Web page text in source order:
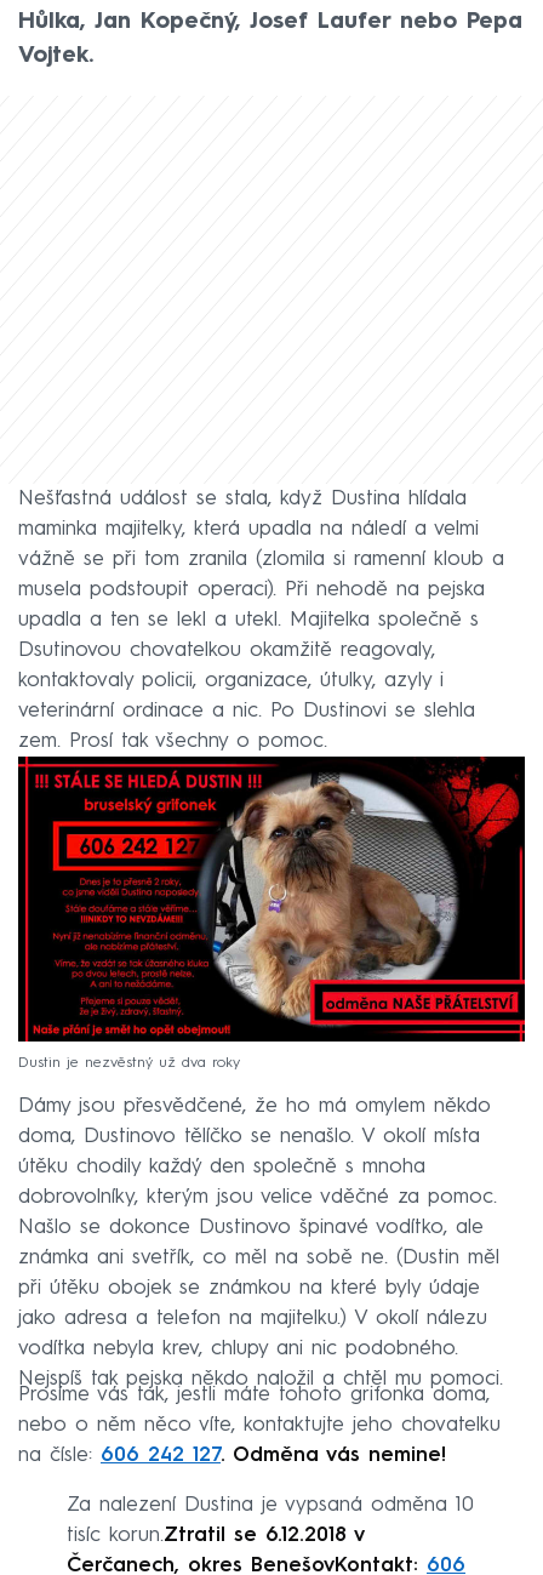
Hůlka, Jan Kopečný, Josef Laufer nebo Pepa
Vojtek.
Nešťastná událost se stala, když Dustina hlídala
maminka majitelky, která upadla na náledí a velmi
vážně se při tom zranila (zlomila si ramenní kloub a
musela podstoupit operaci). Při nehodě na pejska
upadla a ten se lekl a utekl. Majitelka společně s
Dsutinovou chovatelkou okamžitě reagovaly,
kontaktovaly policii, organizace, útulky, azyly i
veterinární ordinace a nic. Po Dustinovi se slehla
zem. Prosí tak všechny o pomoc.
Dustin je nezvěstný už dva roky
Dámy jsou přesvědčené, že ho má omylem někdo
doma, Dustinovo tělíčko se nenašlo. V okolí místa
útěku chodily každý den společně s mnoha
dobrovolníky, kterým jsou velice vděčné za pomoc.
Našlo se dokonce Dustinovo špinavé vodítko, ale
známka ani svetřík, co měl na sobě ne. (Dustin měl
při útěku obojek se známkou na které byly údaje
jako adresa a telefon na majitelku.) V okolí nálezu
vodítka nebyla krev, chlupy ani nic podobného.
Nejspíš tak pejska někdo naložil a chtěl mu pomoci.
Prosíme vás tak, jestli máte tohoto grifonka doma,
nebo o něm něco víte, kontaktujte jeho chovatelku
na čísle: 606 242 127. Odměna vás nemine!
Za nalezení Dustina je vypsaná odměna 10
tisíc korun.Ztratil se 6.12.2018 v
Čerčanech, okres BenešovKontakt: 606